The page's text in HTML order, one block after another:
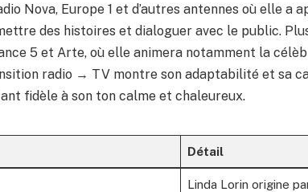
Nova, Europe 1 et d’autres antennes où elle a
des histoires et dialoguer avec le public.
5 et Arte, où elle animera notamment la
radio → TV montre son adaptabilité et sa
fidèle à son ton calme et chaleureux.
Détail
Linda Lorin origine